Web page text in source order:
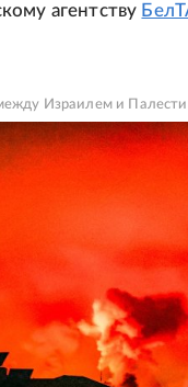
агентству
Израилем и